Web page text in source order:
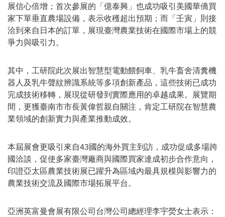
展信心倍增；首次參展的「億泰興」也成功吸引美國華僑買
家下單垂直農場設備，表示收穫超出預期；而「壬寅」則接
洽到來自日本的訂單，展現臺灣農業技術在國際市場上的競
爭力與吸引力。
其中，工研院此次展出智慧型電動餵飼車、乳牛畜舍清糞機
器人及乳牛聲紋辨識系統等多項創新產品，這些技術已成功
完成技術移轉，展現從研發到實際應用的卓越成果。展覽期
間，更獲臺南市市長黃偉哲親自關注，肯定工研院在智慧農
業領域的創新實力與產業推動成效。
本屆展會更吸引來自43國的海外買主到訪，成功促成多場跨
國洽談，促使多家臺灣廠商與國際買家達成初步合作意向，
印證亞太區農業技術展已躍升為區域內最具規模與影響力的
農業技術交流及國際市場拓展平台。
亞洲英富曼會展有限公司台灣公司總經理李宇熒女士表示：